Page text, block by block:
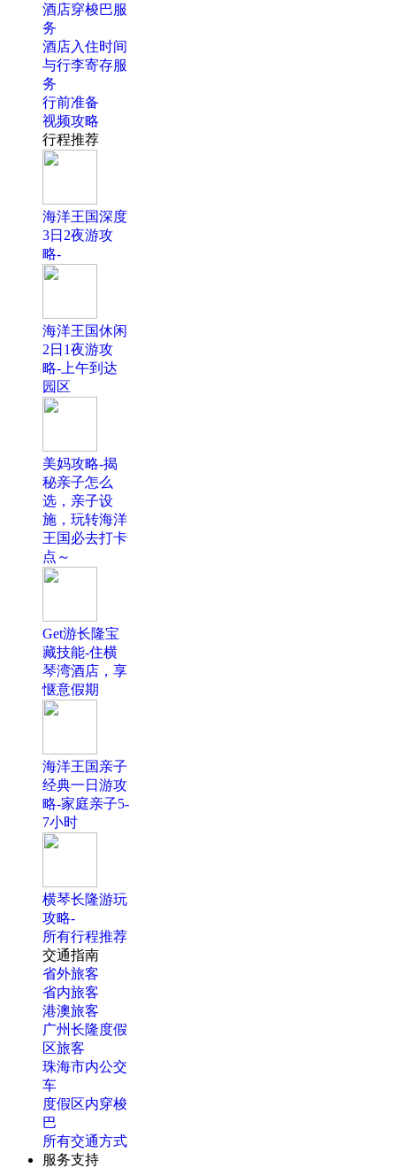
酒店穿梭巴服
务
酒店入住时间
与行李寄存服
务
行前准备
视频攻略
行程推荐
海洋王国深度
3日2夜游攻
略-
海洋王国休闲
2日1夜游攻
略-上午到达
园区
美妈攻略-揭
秘亲子怎么
选，亲子设
施，玩转海洋
王国必去打卡
点～
Get游长隆宝
藏技能-住横
琴湾酒店，享
惬意假期
海洋王国亲子
经典一日游攻
略-家庭亲子5-
7小时
横琴长隆游玩
攻略-
所有行程推荐
交通指南
省外旅客
省内旅客
港澳旅客
广州长隆度假
区旅客
珠海市内公交
车
度假区内穿梭
巴
所有交通方式
服务支持